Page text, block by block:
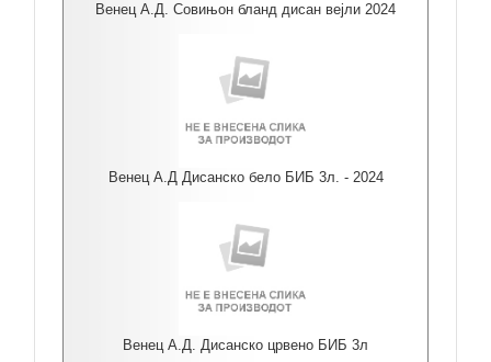
Венец А.Д. Совињон бланд дисан вејли 2024
Венец А.Д Дисанско бело БИБ 3л. - 2024
Венец А.Д. Дисанско црвено БИБ 3л